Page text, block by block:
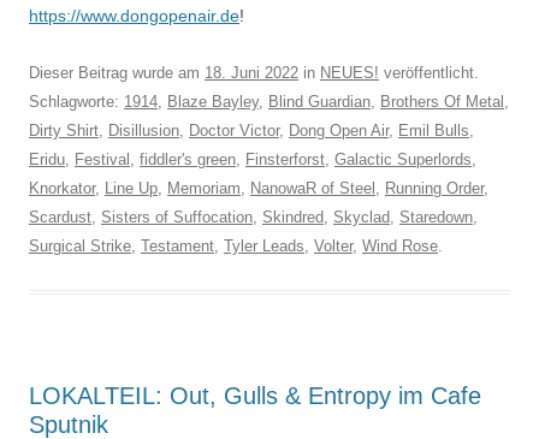
https://www.dongopenair.de!
Dieser Beitrag wurde am 18. Juni 2022 in NEUES! veröffentlicht.
Schlagworte: 1914, Blaze Bayley, Blind Guardian, Brothers Of Metal ,
Dirty Shirt, Disillusion, Doctor Victor, Dong Open Air, Emil Bulls,
Eridu, Festival , fiddler's green, Finsterforst, Galactic Superlords,
Knorkator, Line Up, Memoriam, NanowaR of Steel , Running Order,
Scardust, Sisters of Suffocation, Skindred, Skyclad, Staredown,
Surgical Strike, Testament, Tyler Leads, Volter, Wind Rose.
LOKALTEIL: Out, Gulls & Entropy im Cafe
Sputnik